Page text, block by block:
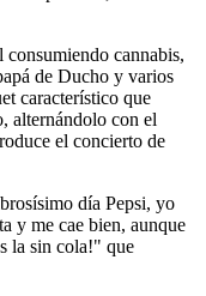
consumiendo cannabis,
de Ducho y varios
característico que
alternándolo con el
el concierto de
día Pepsi, yo
y me cae bien, aunque
la sin cola!" que